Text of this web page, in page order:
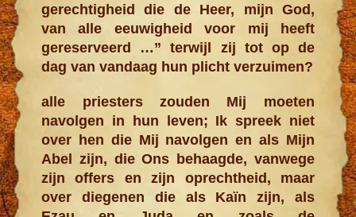
gerechtigheid die de Heer, mijn God,
van alle eeuwigheid voor mij heeft
gereserveerd …” terwijl zij tot op de
dag van vandaag hun plicht verzuimen?
alle priesters zouden Mij moeten
navolgen in hun leven; Ik spreek niet
over hen die Mij navolgen en als Mijn
Abel zijn, die Ons behaagde, vanwege
zijn offers en zijn oprechtheid, maar
over diegenen die als Kaïn zijn, als